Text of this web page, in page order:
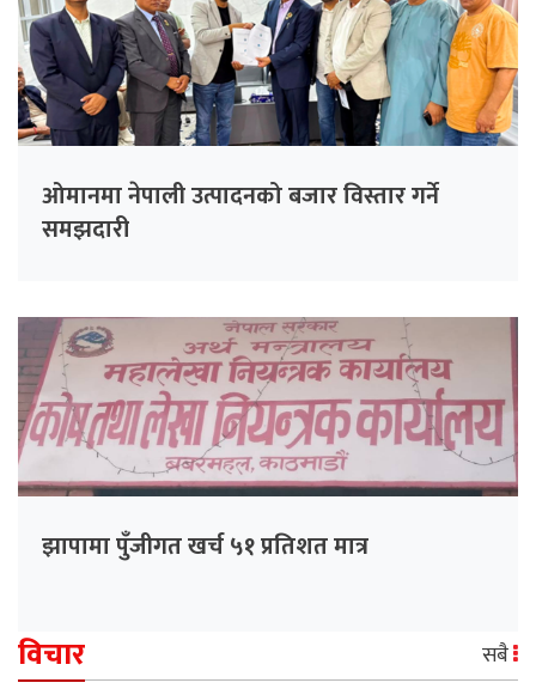
ओमानमा नेपाली उत्पादनको बजार विस्तार गर्ने
समझदारी
झापामा पुँजीगत खर्च ५१ प्रतिशत मात्र
विचार सबै